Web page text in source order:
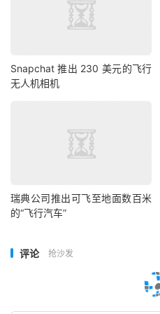
Snapchat 推出 230 美元的飞行
无人机相机
瑞典公司推出可飞至地面数百米
的“飞行汽车”
评论 抢沙发